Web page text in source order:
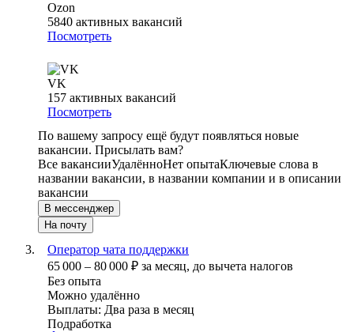
Ozon
5840 активных вакансий
Посмотреть
VK
157 активных вакансий
Посмотреть
По вашему запросу ещё будут появляться новые
вакансии. Присылать вам?
Все вакансииУдалённоНет опытаКлючевые слова в
названии вакансии, в названии компании и в описании
вакансии
В мессенджер
На почту
Оператор чата поддержки
65 000 – 80 000 ₽ за месяц, до вычета налогов
Без опыта
Можно удалённо
Выплаты: Два раза в месяц
Подработка